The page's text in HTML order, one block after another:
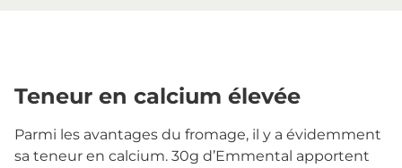
Teneur en calcium élevée
Parmi les avantages du fromage, il y a évidemment
sa teneur en calcium. 30g d’Emmental apportent